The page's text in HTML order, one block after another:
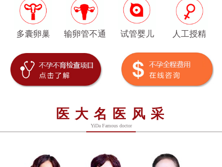
多囊卵巢 输卵管不通 试管婴儿 人工授精
医大名医风采
YiDa Famous doctor